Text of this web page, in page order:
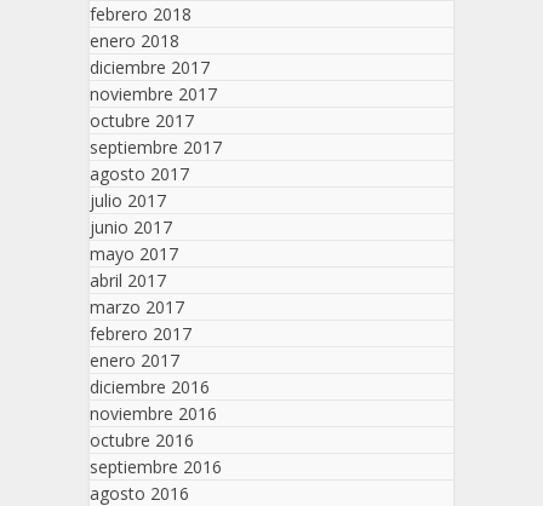
febrero 2018
enero 2018
diciembre 2017
noviembre 2017
octubre 2017
septiembre 2017
agosto 2017
julio 2017
junio 2017
mayo 2017
abril 2017
marzo 2017
febrero 2017
enero 2017
diciembre 2016
noviembre 2016
octubre 2016
septiembre 2016
agosto 2016